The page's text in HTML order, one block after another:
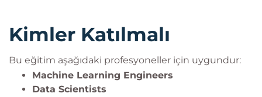
Kimler Katılmalı
Bu eğitim aşağıdaki profesyoneller için uygundur:
Machine Learning Engineers
Data Scientists